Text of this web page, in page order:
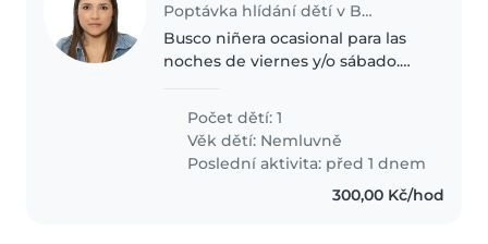
Poptávka hlídání dětí v Brno
Busco niñera ocasional para las
noches de viernes y/o sábado.
muy tranquila, curiosa y de buen
carácter. Estoy buscando una
niñera responsable, cariñosa..
Počet dětí: 1
Věk dětí: Nemluvně
Poslední aktivita: před 1 dnem
300,00 Kč/hod